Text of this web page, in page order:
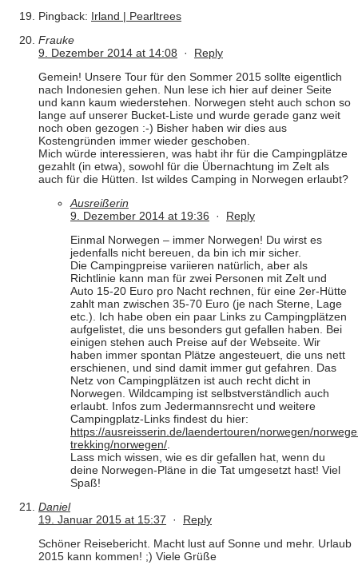
Pingback: Irland | Pearltrees
Frauke
9. Dezember 2014 at 14:08 · Reply
Gemein! Unsere Tour für den Sommer 2015 sollte eigentlich
nach Indonesien gehen. Nun lese ich hier auf deiner Seite
und kann kaum wiederstehen. Norwegen steht auch schon so
lange auf unserer Bucket-Liste und wurde gerade ganz weit
noch oben gezogen :-) Bisher haben wir dies aus
Kostengründen immer wieder geschoben.
Mich würde interessieren, was habt ihr für die Campingplätze
gezahlt (in etwa), sowohl für die Übernachtung im Zelt als
auch für die Hütten. Ist wildes Camping in Norwegen erlaubt?
Ausreißerin
9. Dezember 2014 at 19:36 · Reply
Einmal Norwegen – immer Norwegen! Du wirst es
jedenfalls nicht bereuen, da bin ich mir sicher.
Die Campingpreise variieren natürlich, aber als
Richtlinie kann man für zwei Personen mit Zelt und
Auto 15-20 Euro pro Nacht rechnen, für eine 2er-Hütte
zahlt man zwischen 35-70 Euro (je nach Sterne, Lage
etc.). Ich habe oben ein paar Links zu Campingplätzen
aufgelistet, die uns besonders gut gefallen haben. Bei
einigen stehen auch Preise auf der Webseite. Wir
haben immer spontan Plätze angesteuert, die uns nett
erschienen, und sind damit immer gut gefahren. Das
Netz von Campingplätzen ist auch recht dicht in
Norwegen. Wildcamping ist selbstverständlich auch
erlaubt. Infos zum Jedermannsrecht und weitere
Campingplatz-Links findest du hier:
https://ausreisserin.de/laendertouren/norwegen/
trekking/norwegen/.
Lass mich wissen, wie es dir gefallen hat, wenn du
deine Norwegen-Pläne in die Tat umgesetzt hast! Viel
Spaß!
Daniel
19. Januar 2015 at 15:37 · Reply
Schöner Reisebericht. Macht lust auf Sonne und mehr. Urlaub
2015 kann kommen! ;) Viele Grüße